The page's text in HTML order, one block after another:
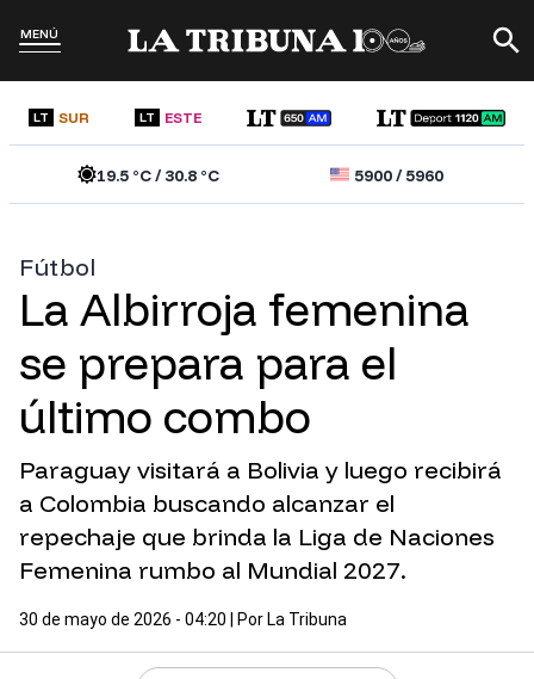
MENÚ
LT SUR LT ESTE
19.5°C /30.8°C 5900/5960
Fútbol
La Albirroja femenina
se prepara para el
último combo
Paraguay visitará a Bolivia y luego recibirá
a Colombia buscando alcanzar el
repechaje que brinda la Liga de Naciones
Femenina rumbo al Mundial 2027.
30 de mayo de 2026 - 04:20 | Por La Tribuna